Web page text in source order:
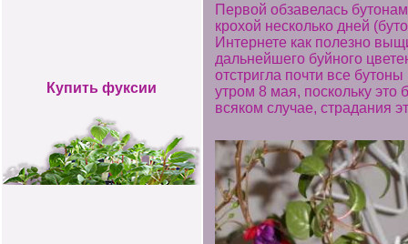
Купить фуксии
Первой обзавелась
крохой несколько дней
Интернете как полезно
дальнейшего буйного
отстригла почти все
утром 8 мая, поскольку
всяком случае, страдания